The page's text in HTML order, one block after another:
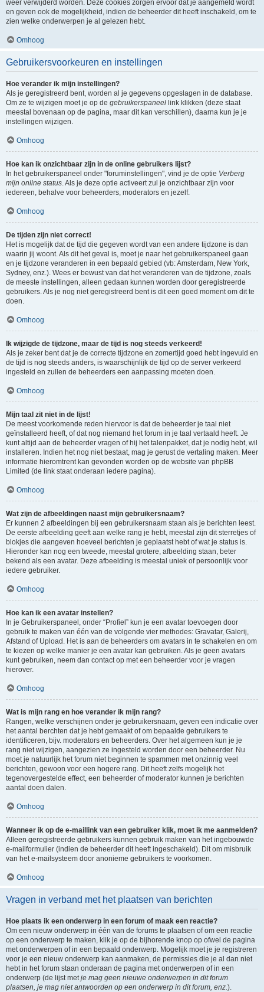
weer verwijderd worden. Deze cookies zorgen ervoor dat je aangemeld wordt
en geven ook de mogelijkheid, indien de beheerder dit heeft inschakeld, om te
zien welke onderwerpen je al gelezen hebt.
Omhoog
Gebruikersvoorkeuren en instellingen
Hoe verander ik mijn instellingen?
Als je geregistreerd bent, worden al je gegevens opgeslagen in de database.
Om ze te wijzigen moet je op de gebruikerspaneel link klikken (deze staat
meestal bovenaan op de pagina, maar dit kan verschillen), daarna kun je je
instellingen wijzigen.
Omhoog
Hoe kan ik onzichtbaar zijn in de online gebruikers lijst?
In het gebruikerspaneel onder "foruminstellingen", vind je de optie Verberg
mijn online status. Als je deze optie activeert zul je onzichtbaar zijn voor
iedereen, behalve voor beheerders, moderators en jezelf.
Omhoog
De tijden zijn niet correct!
Het is mogelijk dat de tijd die gegeven wordt van een andere tijdzone is dan
waarin jij woont. Als dit het geval is, moet je naar het gebruikerspaneel gaan
en je tijdzone veranderen in een bepaald gebied (vb: Amsterdam, New York,
Sydney, enz.). Wees er bewust van dat het veranderen van de tijdzone, zoals
de meeste instellingen, alleen gedaan kunnen worden door geregistreerde
gebruikers. Als je nog niet geregistreerd bent is dit een goed moment om dit te
doen.
Omhoog
Ik wijzigde de tijdzone, maar de tijd is nog steeds verkeerd!
Als je zeker bent dat je de correcte tijdzone en zomertijd goed hebt ingevuld en
de tijd is nog steeds anders, is waarschijnlijk de tijd op de server verkeerd
ingesteld en zullen de beheerders een aanpassing moeten doen.
Omhoog
Mijn taal zit niet in de lijst!
De meest voorkomende reden hiervoor is dat de beheerder je taal niet
geïnstalleerd heeft, of dat nog niemand het forum in je taal vertaald heeft. Je
kunt altijd aan de beheerder vragen of hij het talenpakket, dat je nodig hebt, wil
installeren. Indien het nog niet bestaat, mag je gerust de vertaling maken. Meer
informatie hieromtrent kan gevonden worden op de website van phpBB
Limited (de link staat onderaan iedere pagina).
Omhoog
Wat zijn de afbeeldingen naast mijn gebruikersnaam?
Er kunnen 2 afbeeldingen bij een gebruikersnaam staan als je berichten leest.
De eerste afbeelding geeft aan welke rang je hebt, meestal zijn dit sterretjes of
blokjes die aangeven hoeveel berichten je geplaatst hebt of wat je status is.
Hieronder kan nog een tweede, meestal grotere, afbeelding staan, beter
bekend als een avatar. Deze afbeelding is meestal uniek of persoonlijk voor
iedere gebruiker.
Omhoog
Hoe kan ik een avatar instellen?
In je Gebruikerspaneel, onder “Profiel” kun je een avatar toevoegen door
gebruik te maken van één van de volgende vier methodes: Gravatar, Galerij,
Afstand of Upload. Het is aan de beheerders om avatars in te schakelen en om
te kiezen op welke manier je een avatar kan gebruiken. Als je geen avatars
kunt gebruiken, neem dan contact op met een beheerder voor je vragen
hierover.
Omhoog
Wat is mijn rang en hoe verander ik mijn rang?
Rangen, welke verschijnen onder je gebruikersnaam, geven een indicatie over
het aantal berchten dat je hebt gemaakt of om bepaalde gebruikers te
identificeren, bijv. moderators en beheerders. Over het algemeen kun je je
rang niet wijzigen, aangezien ze ingesteld worden door een beheerder. Nu
moet je natuurlijk het forum niet beginnen te spammen met onzinnig veel
berichten, gewoon voor een hogere rang. Dit heeft zelfs mogelijk het
tegenovergestelde effect, een beheerder of moderator kunnen je berichten
aantal doen dalen.
Omhoog
Wanneer ik op de e-maillink van een gebruiker klik, moet ik me aanmelden?
Alleen geregistreerde gebruikers kunnen gebruik maken van het ingebouwde
e-mailformulier (indien de beheerder dit heeft ingeschakeld). Dit om misbruik
van het e-mailsysteem door anonieme gebruikers te voorkomen.
Omhoog
Vragen in verband met het plaatsen van berichten
Hoe plaats ik een onderwerp in een forum of maak een reactie?
Om een nieuw onderwerp in één van de forums te plaatsen of om een reactie
op een onderwerp te maken, klik je op de bijhorende knop op ofwel de pagina
met onderwerpen of in een bepaald onderwerp. Mogelijk moet je je registreren
voor je een nieuw onderwerp kan aanmaken, de permissies die je al dan niet
hebt in het forum staan onderaan de pagina met onderwerpen of in een
onderwerp (de lijst metje mag geen nieuwe onderwerpen in dit forum
plaatsen, je mag niet antwoorden op een onderwerp in dit forum, enz.).